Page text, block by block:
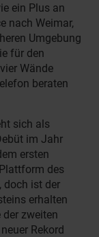
ein Plus an
nach Weimar,
Umgebung
für den
Wände
beraten
sich als
im Jahr
ersten
des
doch ist der
erhalten
der zweiten
Rekord